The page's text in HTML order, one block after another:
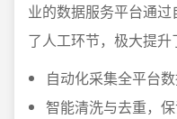
业的数据服务平台通
了人工环节，极大提升
自动化采集全平台
智能清洗与去重，